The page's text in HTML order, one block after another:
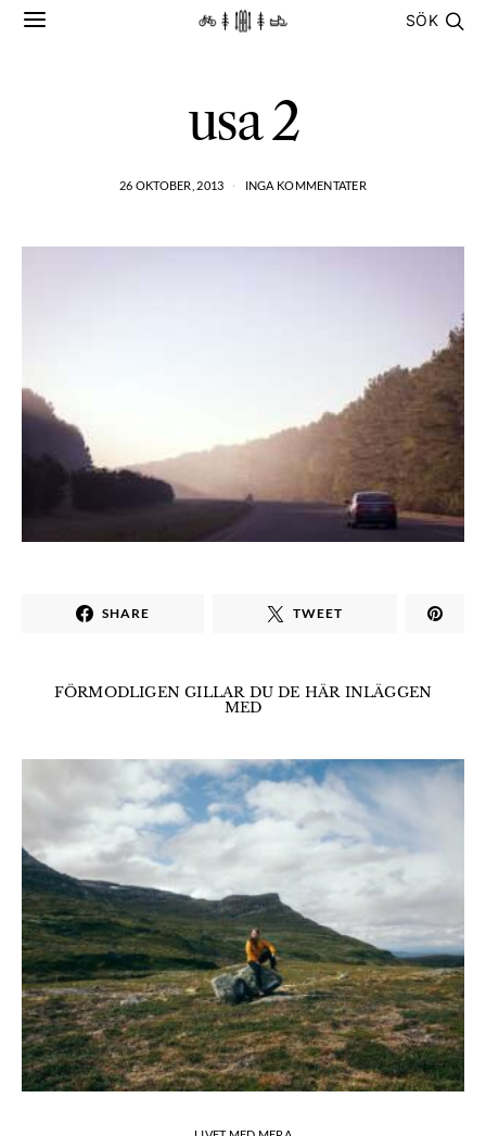
SÖK
usa 2
26 OKTOBER, 2013 INGA KOMMENTATER
SHARE TWEET
FÖRMODLIGEN GILLAR DU DE HÄR INLÄGGEN
MED